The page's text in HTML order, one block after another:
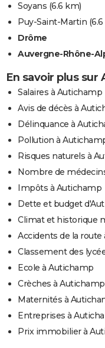
Soyans (6.6 km)
Puy-Saint-Martin
Drôme
Auvergne-Rhône-
En savoir plus sur
Salaires à Autichamp
Avis de décès à
Délinquance à
Pollution à
Risques naturels à
Nombre de
Impôts à Autichamp
Dette et budget
Climat et historique
Accidents de la
Classement des
Ecole à Autichamp
Crèches à Autichamp
Maternités à
Entreprises à
Prix immobilier à